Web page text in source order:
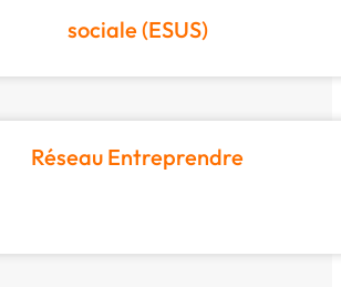
sociale (ESUS)
Réseau Entreprendre